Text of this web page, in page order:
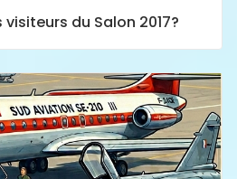
visiteurs du Salon 2017?